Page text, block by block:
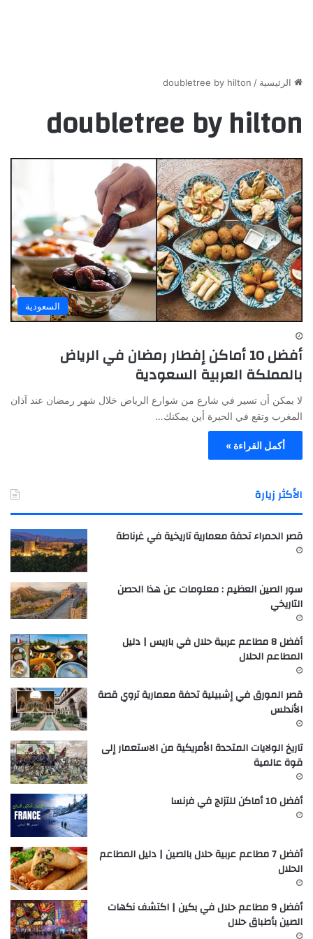
الرئيسية /
doubletree by hilton
doubletree by hilton
السعودية
أفضل 10 أماكن إفطار رمضان في الرياض
بالمملكة العربية السعودية
لا يمكن أن تسير في شارع من شوارع الرياض خلال شهر رمضان عند آذان
المغرب وتقع في الحيرة أين يمكنك…
أكمل القراءة »
الأكثر زيارة
قصر الحمراء تحفة معمارية تاريخية في غرناطة
سور الصين العظيم : معلومات عن هذا الحصن
التاريخي
أفضل 8 مطاعم عربية حلال في باريس | دليل
المطاعم الحلال
قصر المورق في إشبيلية تحفة معمارية تروي قصة
الأندلس
تاريخ الولايات المتحدة الأمريكية من الاستعمار إلى
قوة عالمية
أفضل 10 أماكن للتزلج في فرنسا
أفضل 7 مطاعم عربية حلال بالصين | دليل المطاعم
الحلال
أفضل 9 مطاعم حلال في بكين | اكتشف نكهات
الصين بأطباق حلال